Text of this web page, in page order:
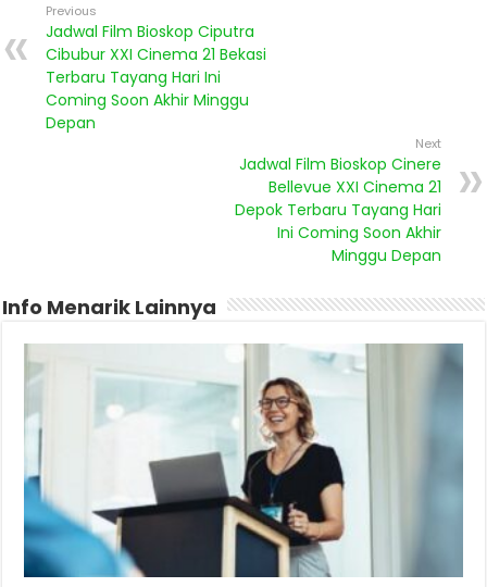
Previous
Jadwal Film Bioskop Ciputra
Cibubur XXI Cinema 21 Bekasi
Terbaru Tayang Hari Ini
Coming Soon Akhir Minggu
Depan
Next
Jadwal Film Bioskop Cinere
Bellevue XXI Cinema 21
Depok Terbaru Tayang Hari
Ini Coming Soon Akhir
Minggu Depan
Info Menarik Lainnya